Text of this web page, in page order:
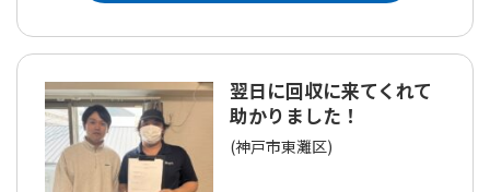
翌日に回収に来てくれて
助かりました！
(神戸市東灘区)